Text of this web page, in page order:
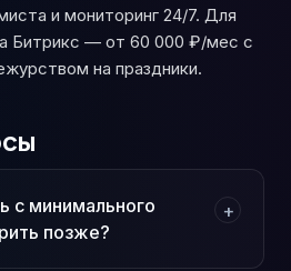
и мониторинг 24/7. Для
Битрикс — от 60 000 ₽/мес с
на праздники.
с минимального
позже?
+